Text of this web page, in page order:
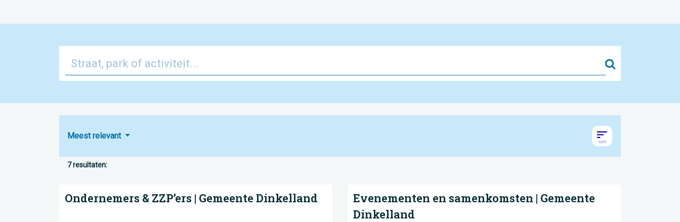
Zoek
Meest relevant
7 resultaten:
Ondernemers & ZZP’ers | Gemeente Dinkelland
Evenementen en samenkomsten | Gemeente
Dinkelland